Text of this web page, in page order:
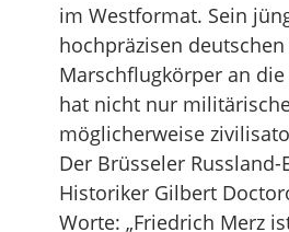
im Westformat. Sein
hochpräzisen deutschen
Marschflugkörper an
hat nicht nur
möglicherweise
Der Brüsseler Russland-
Historiker Gilbert
Worte: „Friedrich Merz